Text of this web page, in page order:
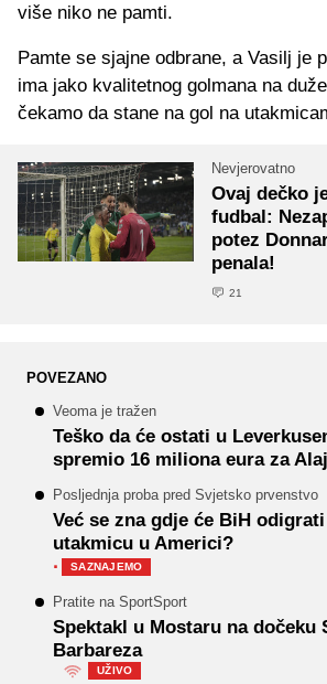
više niko ne pamti.
Pamte se sjajne odbrane, a Vasilj je
ima jako kvalitetnog golmana na
čekamo da stane na gol na
Nevjerovatno
Ovaj dečko
fudbal:
potez
penala!
21
POVEZANO
Veoma je tražen
Teško da će ostati u
spremio 16 miliona eura za
Posljednja proba pred Svjetsko prvenstvo
Već se zna gdje će BiH
utakmicu u Americi?
· SAZNAJEMO
Pratite na SportSport
Spektakl u Mostaru na dočeku
Barbareza
UŽIVO